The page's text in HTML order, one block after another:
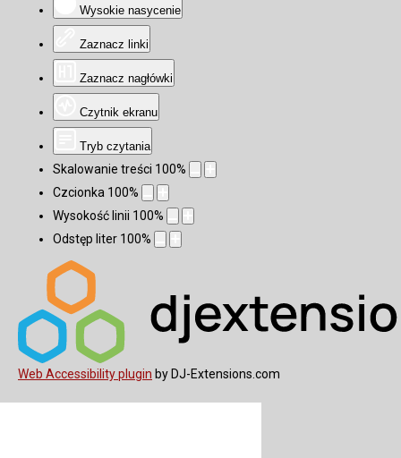
Wysokie nasycenie
Zaznacz linki
Zaznacz nagłówki
Czytnik ekranu
Tryb czytania
Skalowanie treści 100%
Czcionka 100%
Wysokość linii 100%
Odstęp liter 100%
Web Accessibility plugin by DJ-Extensions.com